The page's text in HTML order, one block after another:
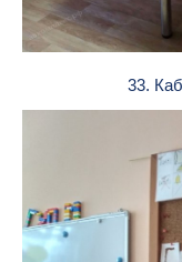
33.